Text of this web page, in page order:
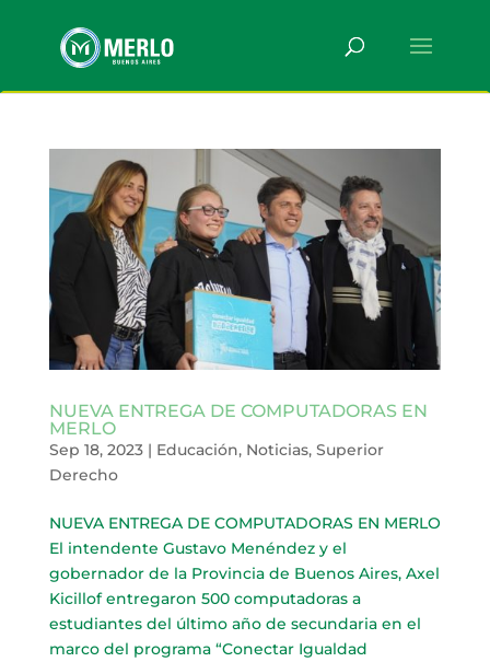
NUEVA ENTREGA DE COMPUTADORAS EN
MERLO
Sep 18, 2023| Educación, Noticias, Superior
Derecho
NUEVA ENTREGA DE COMPUTADORAS EN MERLO
El intendente Gustavo Menéndez y el
gobernador de la Provincia de Buenos Aires, Axel
Kicillof entregaron 500 computadoras a
estudiantes del último año de secundaria en el
marco del programa “Conectar Igualdad